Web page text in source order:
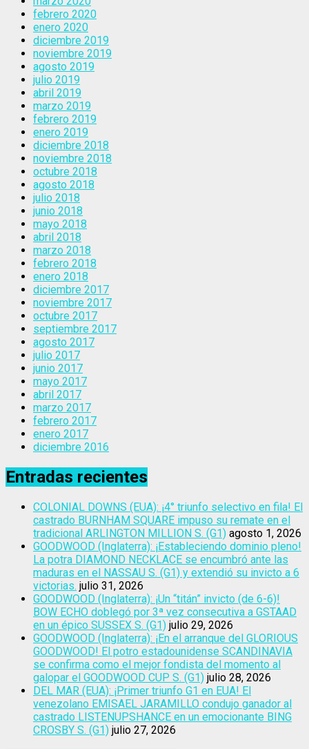
febrero 2020
enero 2020
diciembre 2019
noviembre 2019
agosto 2019
julio 2019
abril 2019
marzo 2019
febrero 2019
enero 2019
diciembre 2018
noviembre 2018
octubre 2018
agosto 2018
julio 2018
junio 2018
mayo 2018
abril 2018
marzo 2018
febrero 2018
enero 2018
diciembre 2017
noviembre 2017
octubre 2017
septiembre 2017
agosto 2017
julio 2017
junio 2017
mayo 2017
abril 2017
marzo 2017
febrero 2017
enero 2017
diciembre 2016
Entradas recientes
COLONIAL DOWNS (EUA): ¡4° triunfo selectivo en fila! El
castrado BURNHAM SQUARE impuso su remate en el
tradicional ARLINGTON MILLION S. (G1) agosto 1, 2026
GOODWOOD (Inglaterra): ¡Estableciendo dominio pleno!
La potra DIAMOND NECKLACE se encumbró ante las
maduras en el NASSAU S. (G1) y extendió su invicto a 6
victorias. julio 31, 2026
GOODWOOD (Inglaterra): ¡Un “titán” invicto (de 6-6)!
BOW ECHO doblegó por 3ª vez consecutiva a GSTAAD
en un épico SUSSEX S. (G1) julio 29, 2026
GOODWOOD (Inglaterra): ¡En el arranque del GLORIOUS
GOODWOOD! El potro estadounidense SCANDINAVIA
se confirma como el mejor fondista del momento al
galopar el GOODWOOD CUP S. (G1) julio 28, 2026
DEL MAR (EUA): ¡Primer triunfo G1 en EUA! El
venezolano EMISAEL JARAMILLO condujo ganador al
castrado LISTENUPSHANCE en un emocionante BING
CROSBY S. (G1) julio 27, 2026